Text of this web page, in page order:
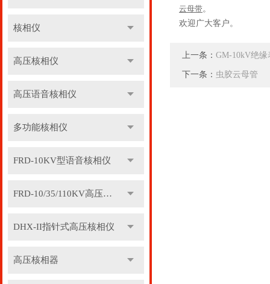
核相仪
高压核相仪
高压语音核相仪
多功能核相仪
FRD-10KV型语音核相仪
FRD-10/35/110KV高压语音核相器
DHX-II指针式高压核相仪
高压核相器
云母带。
欢迎广大客户。
上一条： GM-10kV绝缘
下一条： 虫胶云母管